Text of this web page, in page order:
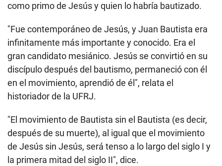
como primo de Jesús y quien lo habría bautizado.
"Fue contemporáneo de Jesús, y Juan Bautista era
infinitamente más importante y conocido. Era el
gran candidato mesiánico. Jesús se convirtió en su
discípulo después del bautismo, permaneció con él
en el movimiento, aprendió de él", relata el
historiador de la UFRJ.
"El movimiento de Bautista sin el Bautista (es decir,
después de su muerte), al igual que el movimiento
de Jesús sin Jesús, será tenso a lo largo del siglo I y
la primera mitad del siglo II", dice.